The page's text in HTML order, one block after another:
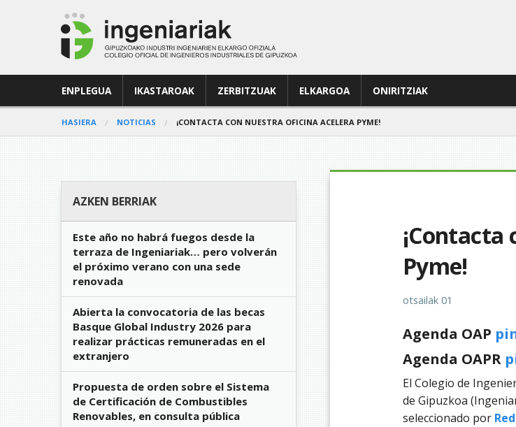
ENPLEGUA IKASTAROAK ZERBITZUAK ELKARGOA ONIRITZIAK
HASIERA NOTICIAS ¡CONTACTA CON NUESTRA OFICINA ACELERA PYME!
Pyme!
otsailak 01
Agenda OAP
Agenda OAPR
El Colegio de
de Gipuzkoa
seleccionado por
AZKEN BERRIAK
Este año no habrá fuegos desde la
terraza de Ingeniariak… pero volverán
el próximo verano con una sede
renovada
Abierta la convocatoria de las becas
Basque Global Industry 2026 para
realizar prácticas remuneradas en el
extranjero
Propuesta de orden sobre el Sistema
de Certificación de Combustibles
Renovables, en consulta pública